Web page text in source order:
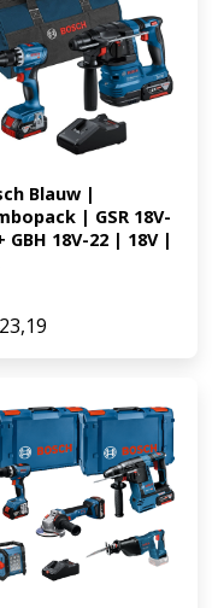
Blauw |
| GSR 18V-
GBH 18V-22 | 18V |